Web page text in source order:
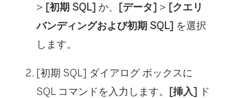
> [初期 SQL] か、 [データ] > [クエリ
バンディングおよび初期 SQL] を選択
します。
[初期 SQL] ダイアログ ボックスに
SQL コマンドを入力します。 [挿入] ド